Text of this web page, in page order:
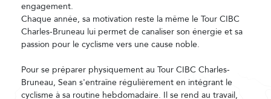
engagement.
Chaque année, sa motivation reste la même le Tour CIBC
Charles-Bruneau lui permet de canaliser son énergie et sa
passion pour le cyclisme vers une cause noble.
Pour se préparer physiquement au Tour CIBC Charles-
Bruneau, Sean s'entraîne régulièrement en intégrant le
cyclisme à sa routine hebdomadaire. Il se rend au travail,